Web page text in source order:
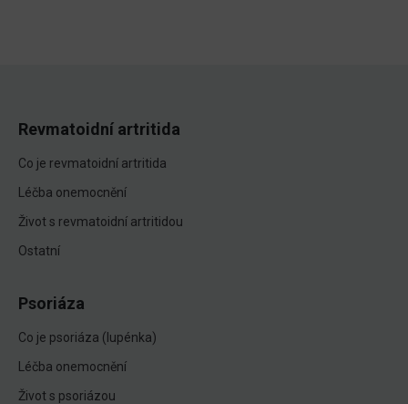
Revmatoidní artritida
Co je revmatoidní artritida
Léčba onemocnění
Život s revmatoidní artritidou
Ostatní
Psoriáza
Co je psoriáza (lupénka)
Léčba onemocnění
Život s psoriázou